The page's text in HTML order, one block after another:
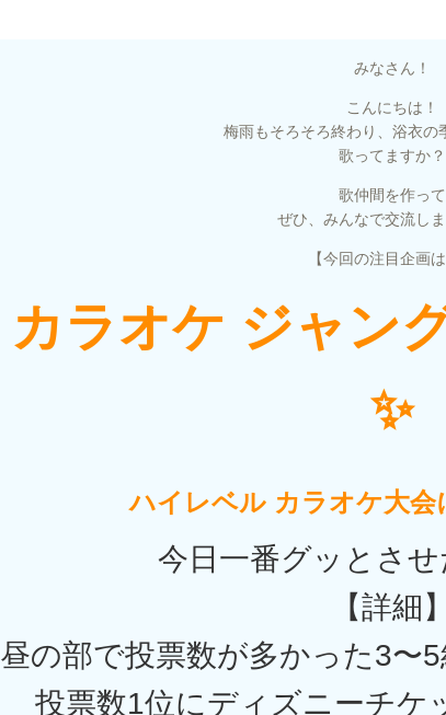
みなさん！
こんにちは！
梅雨もそろそろ終わり、浴衣の
歌ってますか？
歌仲間を作って
ぜひ、みんなで交流し
【今回の注目企画
カラオケ ジャン
✨
ハイレベル カラオケ大会
今日一番グッとさ
【詳細
昼の部で投票数が多かった3〜
投票数1位にディズニーチケ